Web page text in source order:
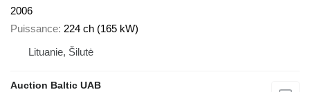
2006
Puissance 224 ch (165 kW)
Lituanie, Šilutė
Auction Baltic UAB